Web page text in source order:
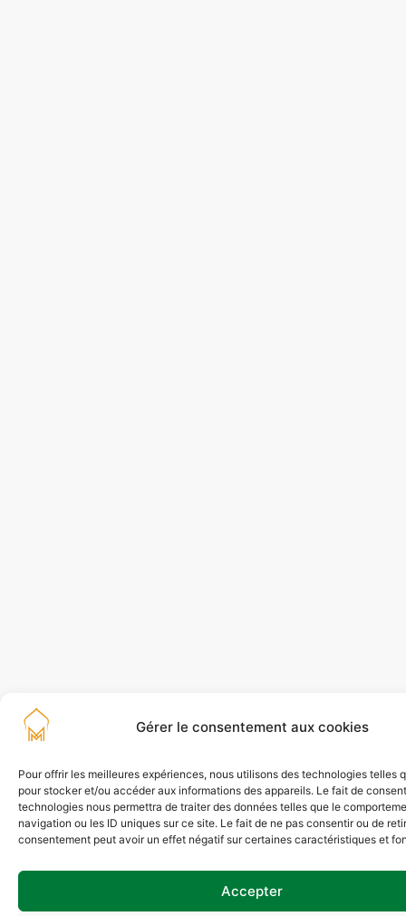
Gérer le consentement aux cookies
Pour offrir les meilleures expériences, nous utilisons des technologies telles
pour stocker et/ou accéder aux informations des appareils. Le fait de
technologies nous permettra de traiter des données telles que le
navigation ou les ID uniques sur ce site. Le fait de ne pas consentir ou de
consentement peut avoir un effet négatif sur certaines caractéristiques et
Accepter